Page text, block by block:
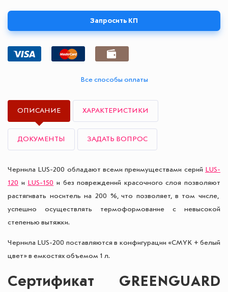
Запросить КП
Все способы оплаты
ОПИСАНИЕ ХАРАКТЕРИСТИКИ
ДОКУМЕНТЫ ЗАДАТЬ ВОПРОС
Чернила LUS-200 обладают всеми преимуществами серий LUS-
120 и LUS-150 и без повреждений красочного слоя позволяют
растягивать носитель на 200 %, что позволяет, в том числе,
успешно осуществлять термоформование с невысокой
степенью вытяжки.
Чернила LUS-200 поставляются в конфигурации «CMYK + белый
цвет» в емкостях объемом 1 л.
Сертификат GREENGUARD